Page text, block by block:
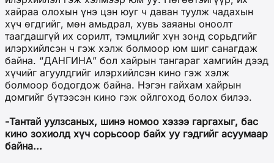
хайраа олохын үнэ цэн юуг ч даван туулж чадахын
хүч өгдгийг, мөн амьдрал, хувь заяаны оноолт
таагдашгүй их сорилт, тэмцлийг хүн зонд сорьдгийг
илэрхийлсэн ч гэж хэлж болмоор юм шиг санагдаж
байна. “ДАНГИНА” бол хайрын тангараг хамгийн дээд
хүчийг агуулдгийг илэрхийлсэн кино гэж хэлж
болмоор бодогдож байна. Нэгэн гайхам хайрын
домгийг бүтээсэн кино гэж ойлгоход болох билээ.
-Тантай уулзсаных, шинэ номоо хэзээ гаргахыг, бас
кино зохиолд хүч сорьсоор байх уу гэдгийг асуумаар
байна...